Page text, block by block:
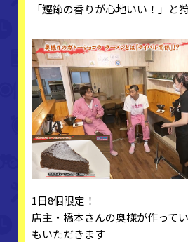
「鰹節の香りが心地いい！」と
1日8個限定！
店主・橋本さんの奥様が作って
もいただきます